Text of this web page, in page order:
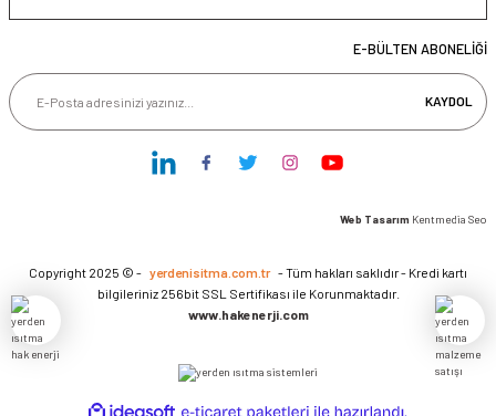
E-BÜLTEN ABONELİĞİ
KAYDOL
Web Tasarım Kentmedia Seo
Copyright 2025 © - yerdenisitma.com.tr - Tüm hakları saklıdır - Kredi kartı
bilgileriniz 256bit SSL Sertifikası ile Korunmaktadır.
www.hakenerji.com
ideasoft e-